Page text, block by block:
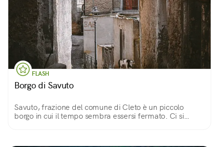
FLASH
Borgo di Savuto
Savuto, frazione del comune di Cleto è un piccolo
borgo in cui il tempo sembra essersi fermato. Ci si